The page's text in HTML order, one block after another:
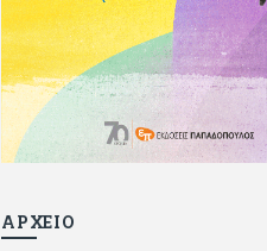
του, την οποία αισθάνεται πως
έφερε σε δύσκολη θέση. Κείμενο με
υπογραφή του πρωτοδημοσιεύτηκε
Φίλαθλο το 1992. Επέστρεψε
Ελλάδα το 1998, δούλεψε για
δυσκολεύεται να πει όχι), και
όλοι, τον πλήρωσαν κι έμειναν και
ευχαριστημένοι από τη
κλείσει εικοσαετία) και στη
ότι λίγοι έχουν δει περισσότερο
ΑΡΧΕΙΟ